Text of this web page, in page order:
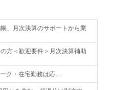
、月次決算のサポートから業
方＜歓迎要件＞月次決算補助
ク・在宅勤務は応…